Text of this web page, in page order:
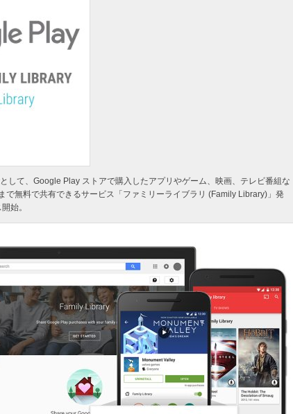
して、Google Play ストアで購入したアプリやゲーム、映画、テレビ番組な
で無料で共有できるサービス「ファミリーライブラリ (Family Library)」発
始。